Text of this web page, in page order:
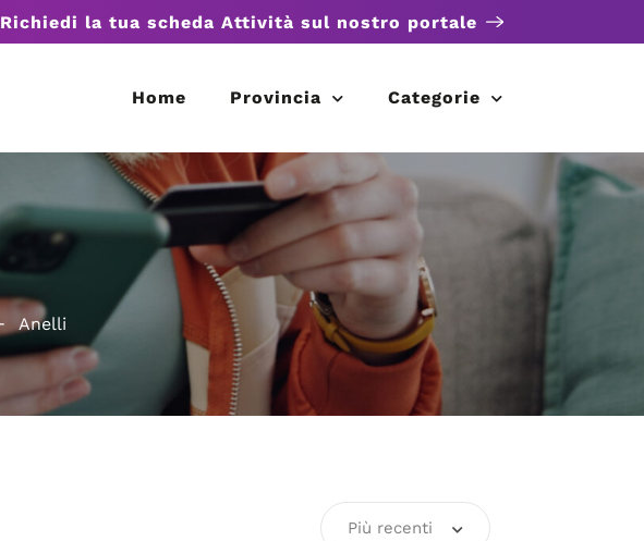
Richiedi la tua scheda Attività sul nostro portale
Home Provincia Categorie
Anelli
Più recenti